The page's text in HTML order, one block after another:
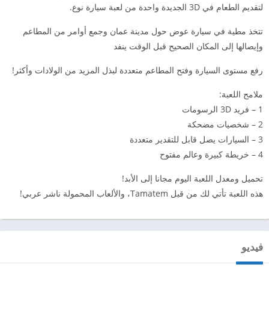
لتقديم الطعام في 3D الجديدة واحدة من لعبة سيارة نوع.
تتخذ مطية في سيارة عوض حول مدينة عمان وجمع أوامر من المطاعم
وإيصالها إلى المكان الصحيح قبل الوقت ينفد
رفع مستوى السيارة وفتح المطاعم متعددة لبذل المزيد من الولادات وأكثر!
ملامح اللعبة:
1 – فريد 3D الرسومات
2 – شخصيات مضحكة
3 – السيارات يصل قابل للتقدير متعددة
4 – خريطة كبيرة وعالم مفتوح
تحميل ومعدل اللعبة اليوم مجانا إلى الأبد!
هذه اللعبة تأتي لك من قبل Tamatem، والألعاب المحمولة ناشر عربي!
فيديو